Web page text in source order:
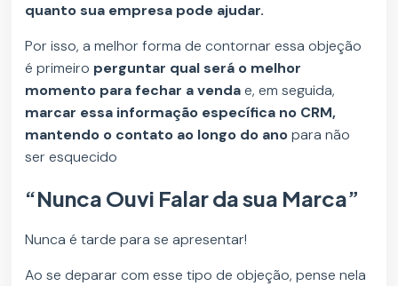
quanto sua empresa pode ajudar.
Por isso, a melhor forma de contornar essa objeção
é primeiro perguntar qual será o melhor
momento para fechar a vendae, em seguida,
marcar essa informação específica no CRM,
mantendo o contato ao longo do anopara não
ser esquecido
“Nunca Ouvi Falar da sua Marca”
Nunca é tarde para se apresentar!
Ao se deparar com esse tipo de objeção, pense nela